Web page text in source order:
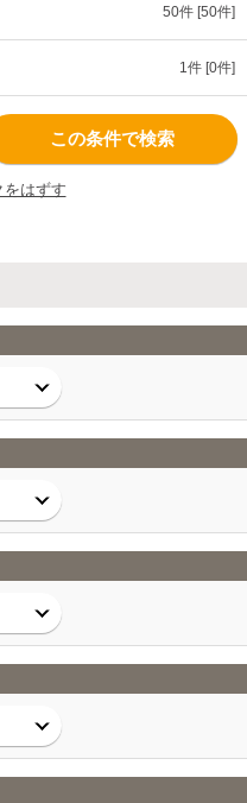
50件 [50件]
1件 [0件]
この条件で検索
をはずす